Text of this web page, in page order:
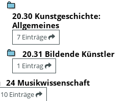
20.30 Kunstgeschichte:
Allgemeines
7 Einträge
20.31 Bildende Künstler
1 Eintrag
24 Musikwissenschaft
10 Einträge